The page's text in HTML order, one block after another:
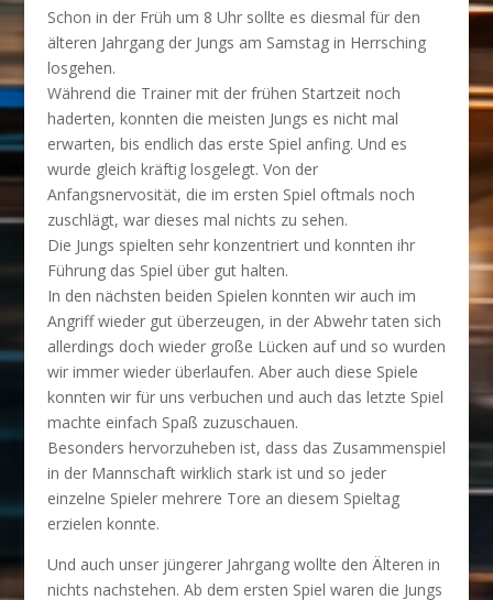
Schon in der Früh um 8 Uhr sollte es diesmal für den
älteren Jahrgang der Jungs am Samstag in Herrsching
losgehen.
Während die Trainer mit der frühen Startzeit noch
haderten, konnten die meisten Jungs es nicht mal
erwarten, bis endlich das erste Spiel anfing. Und es
wurde gleich kräftig losgelegt. Von der
Anfangsnervosität, die im ersten Spiel oftmals noch
zuschlägt, war dieses mal nichts zu sehen.
Die Jungs spielten sehr konzentriert und konnten ihr
Führung das Spiel über gut halten.
In den nächsten beiden Spielen konnten wir auch im
Angriff wieder gut überzeugen, in der Abwehr taten sich
allerdings doch wieder große Lücken auf und so wurden
wir immer wieder überlaufen. Aber auch diese Spiele
konnten wir für uns verbuchen und auch das letzte Spiel
machte einfach Spaß zuzuschauen.
Besonders hervorzuheben ist, dass das Zusammenspiel
in der Mannschaft wirklich stark ist und so jeder
einzelne Spieler mehrere Tore an diesem Spieltag
erzielen konnte.
Und auch unser jüngerer Jahrgang wollte den Älteren in
nichts nachstehen. Ab dem ersten Spiel waren die Jungs